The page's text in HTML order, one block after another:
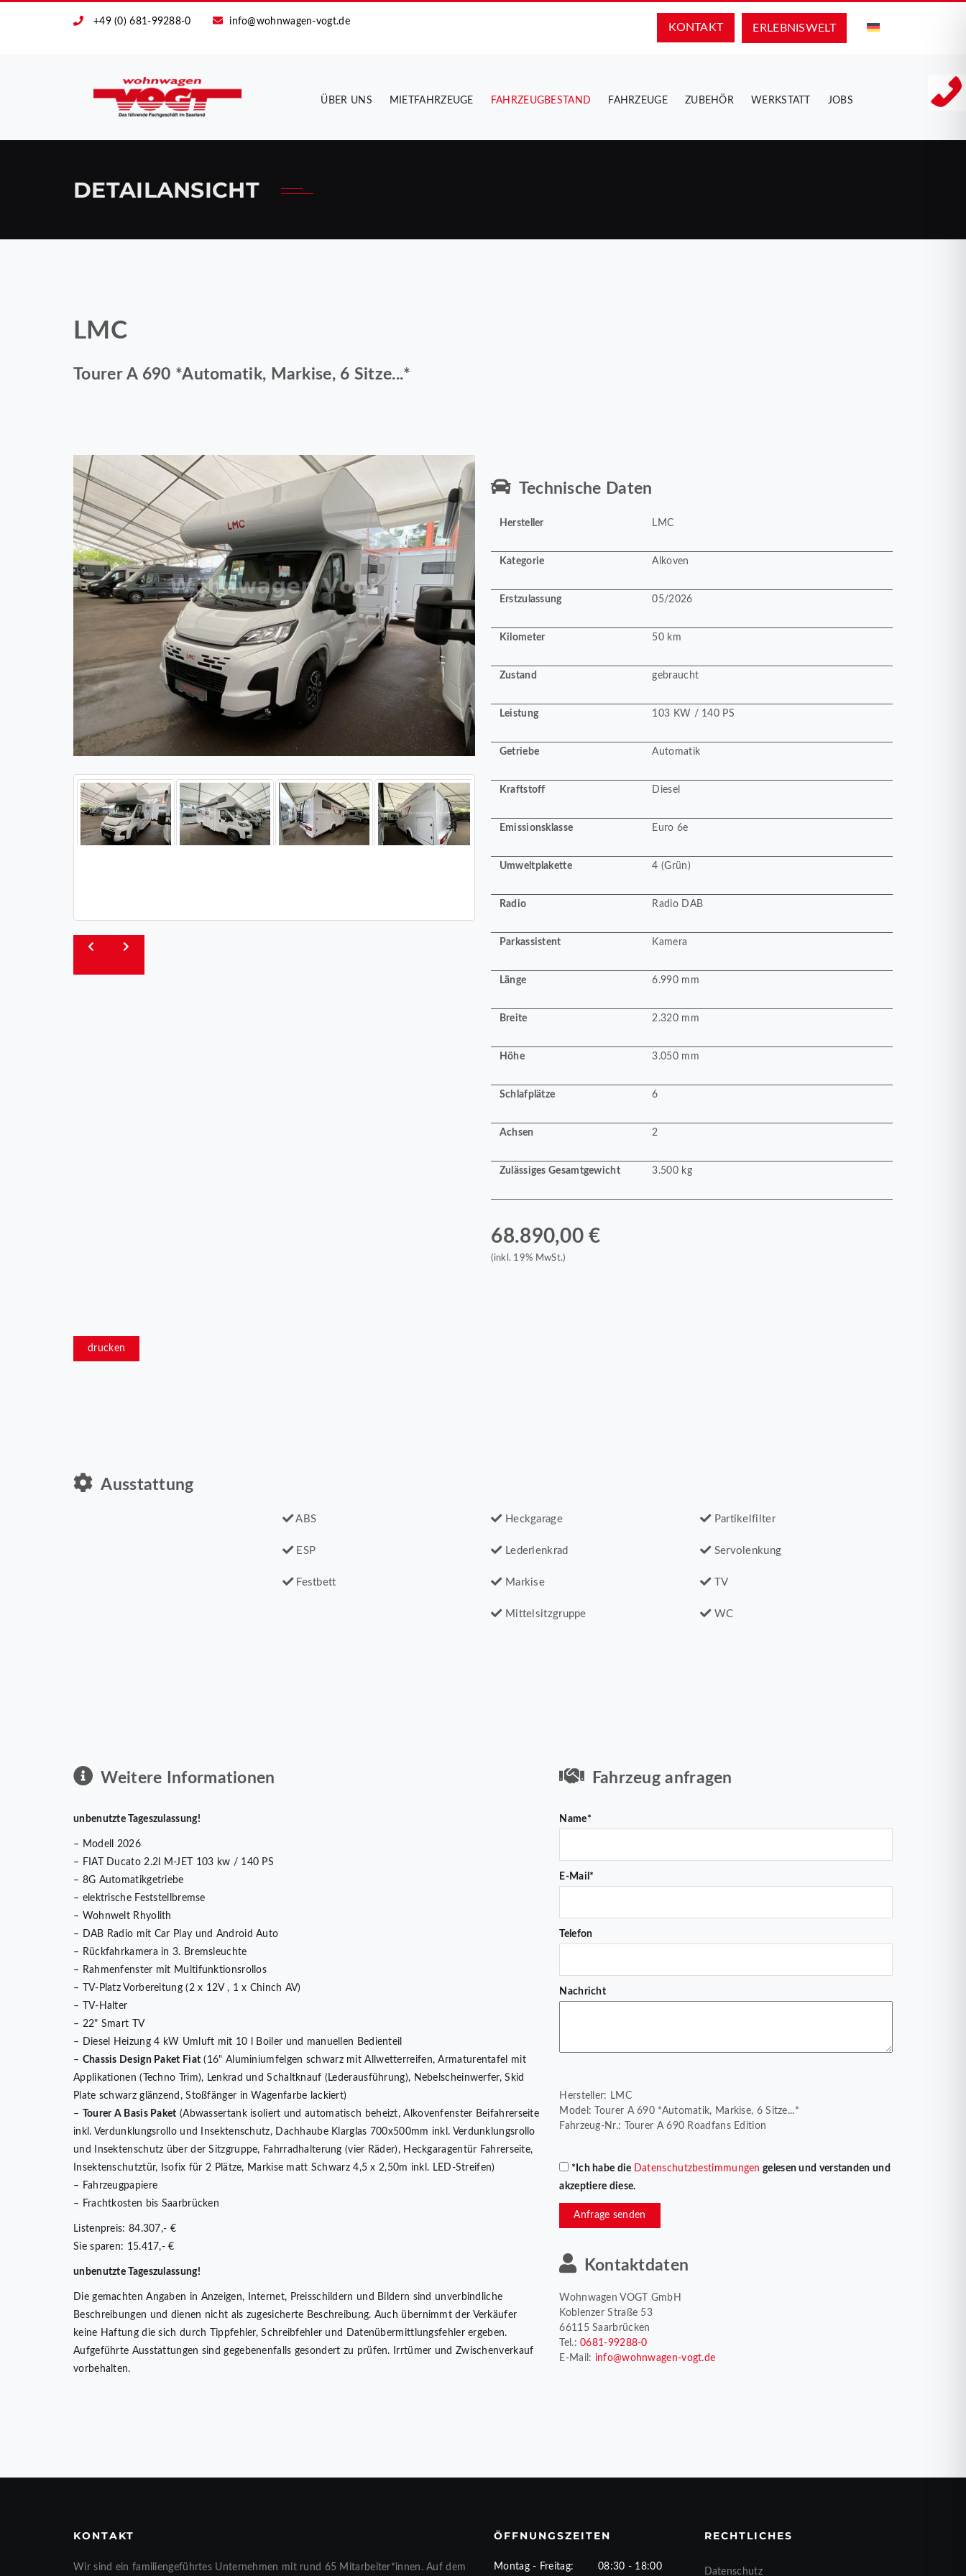
+49 (0) 681-99288-0 info@wohnwagen-vogt.de
ERLEBNIS­WELT
KONTAKT
ÜBER UNS MIETFAHRZEUGE FAHRZEUGBESTAND FAHRZEUGE ZUBEHÖR WERKSTATT JOBS
DETAILANSICHT
LMC
Tourer A 690 *Automatik, Markise, 6 Sitze...*
Technische Daten
Hersteller LMC
Kategorie Alkoven
Erstzulassung 05/2026
Kilometer 50 km
Zustand gebraucht
Leistung 103 KW / 140 PS
Getriebe Automatik
Kraftstoff Diesel
Emissionsklasse Euro 6e
Umweltplakette 4 (Grün)
Radio Radio DAB
Parkassistent Kamera
Länge 6.990 mm
Breite 2.320 mm
Höhe 3.050 mm
Schlafplätze 6
Achsen 2
Zulässiges Gesamtgewicht 3.500 kg
68.890,00 €
(inkl. 19% MwSt.)
drucken
Ausstattung
ABS
ESP
Festbett
Heckgarage
Lederlenkrad
Markise
Mittelsitzgruppe
Partikelfilter
Servolenkung
TV
WC
Weitere Informationen
unbenutzte Tageszulassung!
– Modell 2026
– FIAT Ducato 2.2l M-JET 103 kw / 140 PS
– 8G Automatikgetriebe
– elektrische Feststellbremse
– Wohnwelt Rhyolith
– DAB Radio mit Car Play und Android Auto
– Rückfahrkamera in 3. Bremsleuchte
– Rahmenfenster mit Multifunktionsrollos
– TV-Platz Vorbereitung (2 x 12V , 1 x Chinch AV)
– TV-Halter
– 22" Smart TV
– Diesel Heizung 4 kW Umluft mit 10 l Boiler und manuellen Bedienteil
– Chassis Design Paket Fiat (16" Aluminiumfelgen schwarz mit Allwetterreifen, Armaturentafel mit
Applikationen (Techno Trim), Lenkrad und Schaltknauf (Lederausführung), Nebelscheinwerfer, Skid
Plate schwarz glänzend, Stoßfänger in Wagenfarbe lackiert)
–
Tourer A Basis Paket (Abwassertank isoliert und automatisch beheizt, Alkovenfenster Beifahrerseite
inkl. Verdunklungsrollo und Insektenschutz, Dachhaube Klarglas 700x500mm inkl. Verdunklungsrollo
und Insektenschutz über der Sitzgruppe, Fahrradhalterung (vier Räder), Heckgaragentür Fahrerseite,
Insektenschutztür, Isofix für 2 Plätze, Markise matt Schwarz 4,5 x 2,50m inkl. LED-Streifen)
– Fahrzeugpapiere
– Frachtkosten bis Saarbrücken
Listenpreis: 84.307,- €
Sie sparen: 15.417,- €
unbenutzte Tageszulassung!
Die gemachten Angaben in Anzeigen, Internet, Preisschildern und Bildern sind unverbindliche
Beschreibungen und dienen nicht als zugesicherte Beschreibung. Auch übernimmt der Verkäufer
keine Haftung die sich durch Tippfehler, Schreibfehler und Datenübermittlungsfehler ergeben.
Aufgeführte Ausstattungen sind gegebenenfalls gesondert zu prüfen. Irrtümer und Zwischenverkauf
vorbehalten.
Fahrzeug anfragen
Name*
E-Mail*
Telefon
Nachricht
Hersteller: LMC
Model: Tourer A 690 *Automatik, Markise, 6 Sitze...*
Fahrzeug-Nr.: Tourer A 690 Roadfans Edition
*Ich habe die Datenschutzbestimmungen gelesen und verstanden und
akzeptiere diese.
Anfrage senden
Kontaktdaten
Wohnwagen VOGT GmbH
Koblenzer Straße 53
66115 Saarbrücken
Tel.:0681-99288-0
E-Mail: info@wohnwagen-vogt.de
KONTAKT
Wir sind ein familiengeführtes Unternehmen mit rund 65 Mitarbeiter*innen. Auf dem
ÖFFNUNGSZEITEN
Montag - Freitag: 08:30 - 18:00
RECHTLICHES
Datenschutz